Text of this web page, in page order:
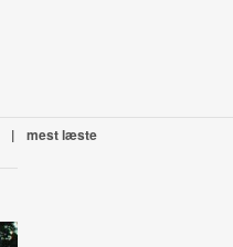
| mest læste